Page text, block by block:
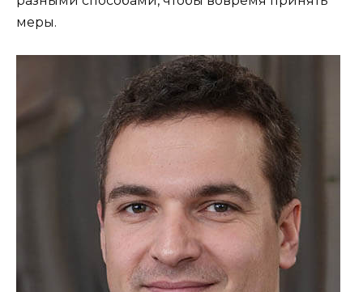
меры.